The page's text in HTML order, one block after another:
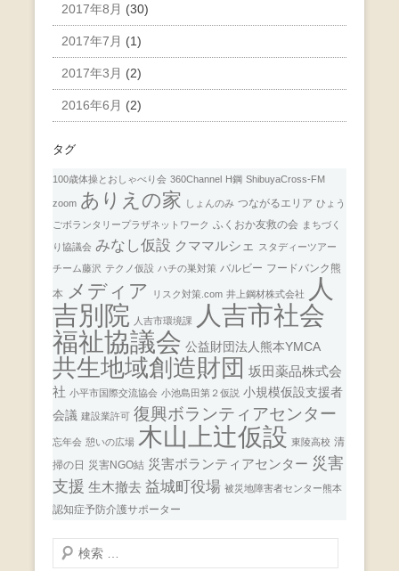
2017年8月 (30)
2017年7月 (1)
2017年3月 (2)
2016年6月 (2)
タグ
100歳体操とおしゃべり会 360Channel H鋼 ShibuyaCross-FM
zoom ありえの家 しょんのみ つながるエリア ひょう
ごボランタリープラザネットワーク ふくおか友救の会 まちづく
り協議会 みなし仮設 クママルシェ
スタディーツアー
チーム藤沢 テクノ仮設 ハチの巣対策 バルビー フードバンク熊
本 メディア リスク対策.com 井上鋼材株式会社
人
吉別院
人吉市環境課
人吉市社会
福祉協議会 公益財団法人熊本YMCA
共生地域創造財団 坂田薬品株式会
社 小平市国際交流協会 小池島田第２仮説 小規模仮設支援者
会議 建設業許可 復興ボランティアセンター
忘年会 憩いの広場 木山上辻仮設 東陵高校 清
掃の日 災害NGO結 災害ボランティアセンター 災害
支援 生木撤去 益城町役場 被災地障害者センター熊本
認知症予防介護サポーター
検